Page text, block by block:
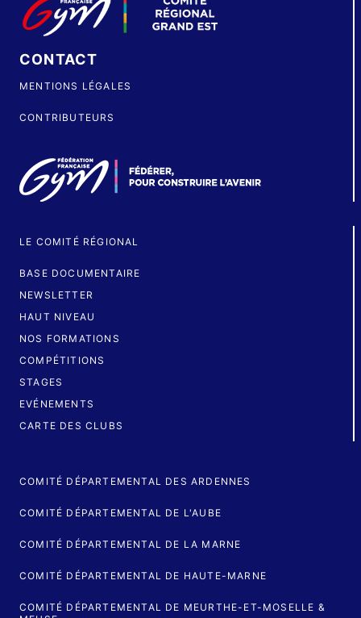
CONTACT
MENTIONS LÉGALES
CONTRIBUTEURS
LE COMITÉ RÉGIONAL
BASE DOCUMENTAIRE
NEWSLETTER
HAUT NIVEAU
NOS FORMATIONS
COMPÉTITIONS
STAGES
EVÉNEMENTS
CARTE DES CLUBS
COMITÉ DÉPARTEMENTAL DES ARDENNES
COMITÉ DÉPARTEMENTAL DE L'AUBE
COMITÉ DÉPARTEMENTAL DE LA MARNE
COMITÉ DÉPARTEMENTAL DE HAUTE-MARNE
COMITÉ DÉPARTEMENTAL DE MEURTHE-ET-MOSELLE &